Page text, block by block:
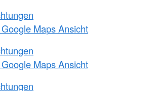
Maps Ansicht
Maps Ansicht